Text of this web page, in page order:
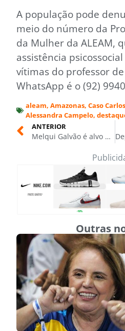
A população pode
meio do número da
da Mulher da ALEAM,
assistência
vítimas do professor
WhatsApp é o (92)
aleam, Amazonas, Caso
Alessandra Campelo,
ANTERIOR
Melqui Galvão é alvo de nove denúncias de abuso sexual; oito casos são investigados no Amazonas
Outras